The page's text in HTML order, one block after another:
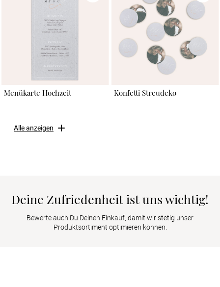
Menükarte Hochzeit Konfetti Streudeko
Alle anzeigen
Deine Zufriedenheit ist uns wichtig!
Bewerte auch Du Deinen Einkauf, damit wir stetig unser
Produktsortiment optimieren können.